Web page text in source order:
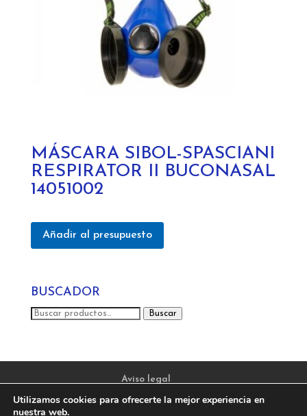
MÁSCARA SIBOL-SPASCIANI
RESPIRATOR II BUCONASAL
14051002
Añadir al presupuesto
BUSCADOR
Buscar
Buscar
Aviso legal
Política de privacidad y protección de datos
Utilizamos cookies para ofrecerte la mejor experiencia en
nuestra web.